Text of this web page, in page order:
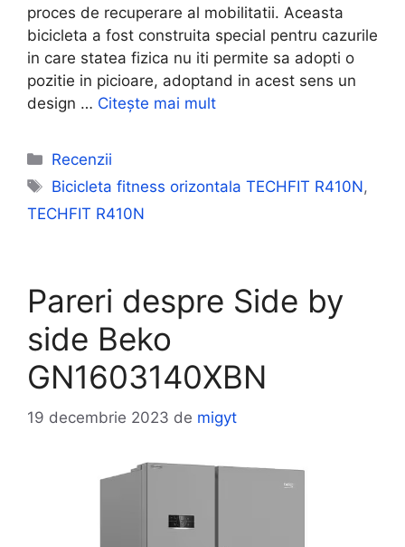
proces de recuperare al mobilitatii. Aceasta
bicicleta a fost construita special pentru cazurile
in care statea fizica nu iti permite sa adopti o
pozitie in picioare, adoptand in acest sens un
design … Citește mai mult
Categorii
Recenzii
Etichete
Bicicleta fitness orizontala TECHFIT R410N,
TECHFIT R410N
Pareri despre Side by
side Beko
GN1603140XBN
19 decembrie 2023 de migyt